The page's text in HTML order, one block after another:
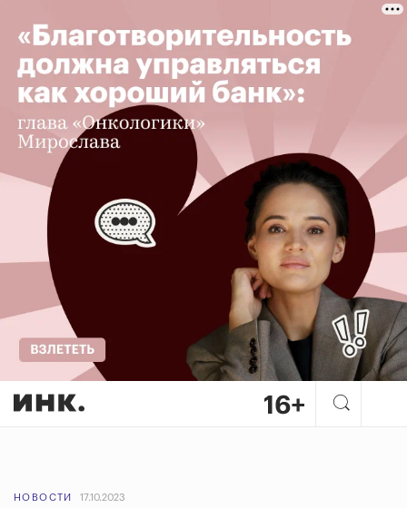
НОВОСТИ 17.10.2023